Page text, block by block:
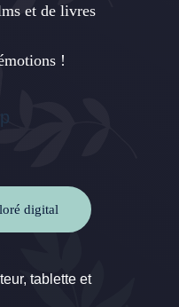
et de livres
!
digital
tablette et